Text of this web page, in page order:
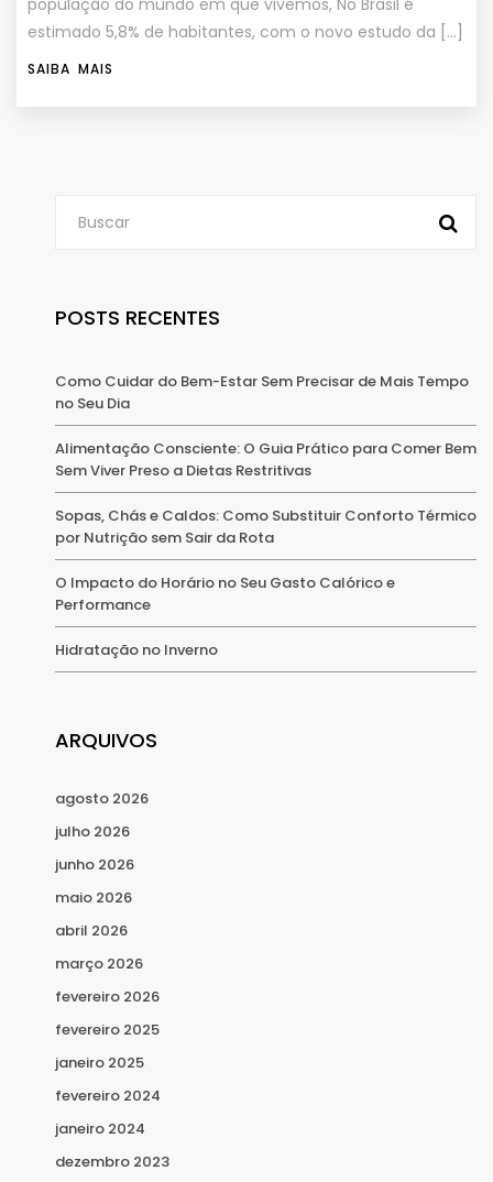
população do mundo em que vivemos, No Brasil é
estimado 5,8% de habitantes, com o novo estudo da […]
SAIBA MAIS
POSTS RECENTES
Como Cuidar do Bem-Estar Sem Precisar de Mais Tempo
no Seu Dia
Alimentação Consciente: O Guia Prático para Comer Bem
Sem Viver Preso a Dietas Restritivas
Sopas, Chás e Caldos: Como Substituir Conforto Térmico
por Nutrição sem Sair da Rota
O Impacto do Horário no Seu Gasto Calórico e
Performance
Hidratação no Inverno
ARQUIVOS
agosto 2026
julho 2026
junho 2026
maio 2026
abril 2026
março 2026
fevereiro 2026
fevereiro 2025
janeiro 2025
fevereiro 2024
janeiro 2024
dezembro 2023